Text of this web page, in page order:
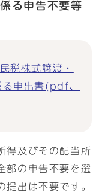
る申告不要等
税株式譲渡・
る申出書(pdf、
得及びその配当所
部の申告不要を選
提出は不要です。